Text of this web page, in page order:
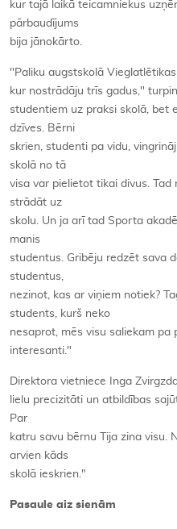
kur tajā laikā teicamniekus
pārbaudījums
bija jānokārto.
"Paliku augstskolā
kur nostrādāju trīs gadus,"
studentiem uz praksi skolā, bet
dzīves. Bērni
skrien, studenti pa vidu,
skolā no tā
visa var pielietot tikai divus. Tad
strādāt uz
skolu. Un ja arī tad Sporta
manis
studentus. Gribēju redzēt sava
studentus,
nezinot, kas ar viņiem notiek?
students, kurš neko
nesaprot, mēs visu saliekam pa
interesanti."
Direktora vietniece Inga
lielu precizitāti un atbildības
Par
katru savu bērnu Tija zina visu.
arvien kāds
skolā ieskrien."
Pasaule aiz sienām